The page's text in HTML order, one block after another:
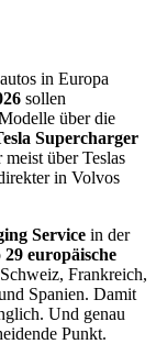
in Europa
sollen
über die
Supercharger
über Teslas
in Volvos
Service in der
29 europäische
Frankreich,
Spanien. Damit
Und genau
Punkt.